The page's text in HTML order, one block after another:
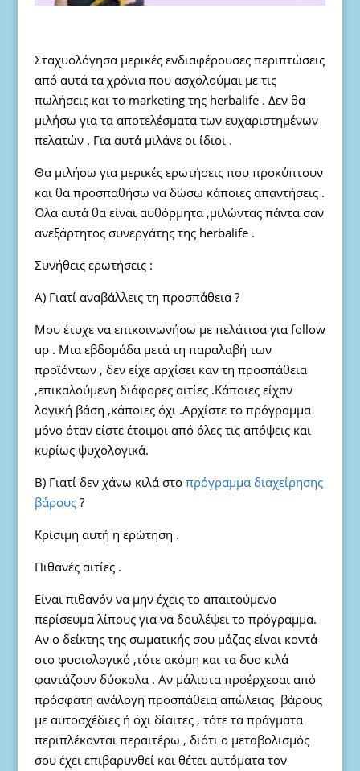
Σταχυολόγησα μερικές ενδιαφέρουσες περιπτώσεις
από αυτά τα χρόνια που ασχολούμαι με τις
πωλήσεις και το marketing της herbalife . Δεν θα
μιλήσω για τα αποτελέσματα των ευχαριστημένων
πελατών . Για αυτά μιλάνε οι ίδιοι .
Θα μιλήσω για μερικές ερωτήσεις που προκύπτουν
και θα προσπαθήσω να δώσω κάποιες απαντήσεις .
Όλα αυτά θα είναι αυθόρμητα ,μιλώντας πάντα σαν
ανεξάρτητος συνεργάτης της herbalife .
Συνήθεις ερωτήσεις :
Α) Γιατί αναβάλλεις τη προσπάθεια ?
Μου έτυχε να επικοινωνήσω με πελάτισα για follow
up . Μια εβδομάδα μετά τη παραλαβή των
προϊόντων , δεν είχε αρχίσει καν τη προσπάθεια
,επικαλούμενη διάφορες αιτίες .Κάποιες είχαν
λογική βάση ,κάποιες όχι .Αρχίστε το πρόγραμμα
μόνο όταν είστε έτοιμοι από όλες τις απόψεις και
κυρίως ψυχολογικά.
Β) Γιατί δεν χάνω κιλά στο πρόγραμμα διαχείρησης
βάρους?
Κρίσιμη αυτή η ερώτηση .
Πιθανές αιτίες .
Είναι πιθανόν να μην έχεις το απαιτούμενο
περίσευμα λίπους για να δουλέψει το πρόγραμμα.
Αν ο δείκτης της σωματικής σου μάζας είναι κοντά
στο φυσιολογικό ,τότε ακόμη και τα δυο κιλά
φαντάζουν δύσκολα . Αν μάλιστα προέρχεσαι από
πρόσφατη ανάλογη προσπάθεια απώλειας βάρους
με αυτοσχέδιες ή όχι δίαιτες , τότε τα πράγματα
περιπλέκονται περαιτέρω , διότι ο μεταβολισμός
σου έχει επιβαρυνθεί και θέτει αυτόματα τον